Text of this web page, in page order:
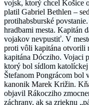
vojsk, ktorý chcel Košice
platil Gabriel Bethlen –
protihabsburské
hradbami mesta. Kapitán
vojakov nevpustiť. V
proti vôli kapitána otvorili
kapitána Dócziho. Vojaci
ktorý bol sídlom
Štefanom Pongrácom bol
kanonik Marek Križin.
objavil Rákocziho
záchrany, ak sa zrieknu